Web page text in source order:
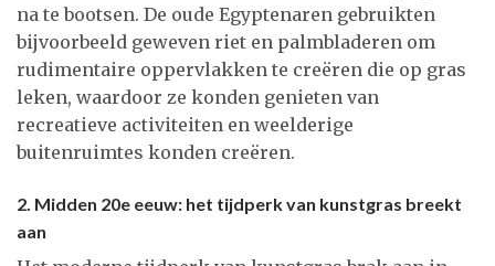
na te bootsen. De oude Egyptenaren gebruikten
bijvoorbeeld geweven riet en palmbladeren om
rudimentaire oppervlakken te creëren die op gras
leken, waardoor ze konden genieten van
recreatieve activiteiten en weelderige
buitenruimtes konden creëren.
2. Midden 20e eeuw: het tijdperk van kunstgras breekt
aan